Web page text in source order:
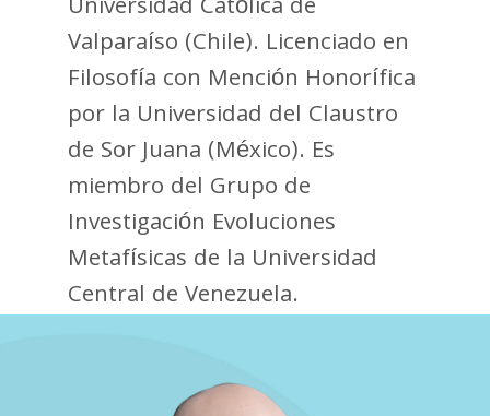
Universidad Católica de
Valparaíso (Chile). Licenciado en
Filosofía con Mención Honorífica
por la Universidad del Claustro
de Sor Juana (México). Es
miembro del Grupo de
Investigación Evoluciones
Metafísicas de la Universidad
Central de Venezuela.